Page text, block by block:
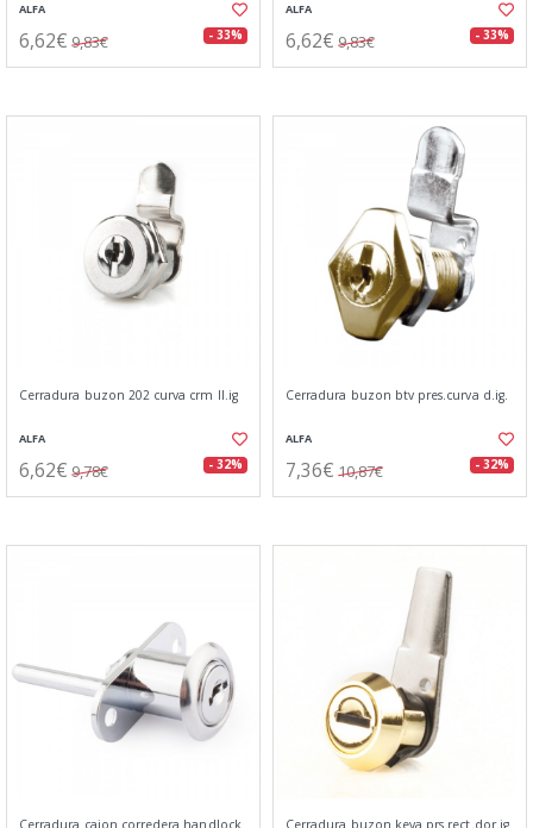
ALFA
6,62€ 9,83€ - 33%
ALFA
6,62€ 9,83€ - 33%
Cerradura buzon 202 curva crm ll.ig
ALFA
6,62€ 9,78€ - 32%
Cerradura buzon btv pres.curva d.ig.
ALFA
7,36€ 10,87€ - 32%
Cerradura cajon corredera handlock Cerradura buzon keya prs.rect.dor.ig